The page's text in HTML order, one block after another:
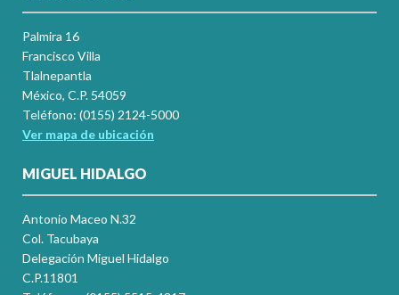
Palmira 16
Francisco Villa
Tlalnepantla
México, C.P. 54059
Teléfono: (0155) 2124-5000
Ver mapa de ubicación
MIGUEL HIDALGO
Antonio Maceo N.32
Col. Tacubaya
Delegación Miguel Hidalgo
C.P.11801